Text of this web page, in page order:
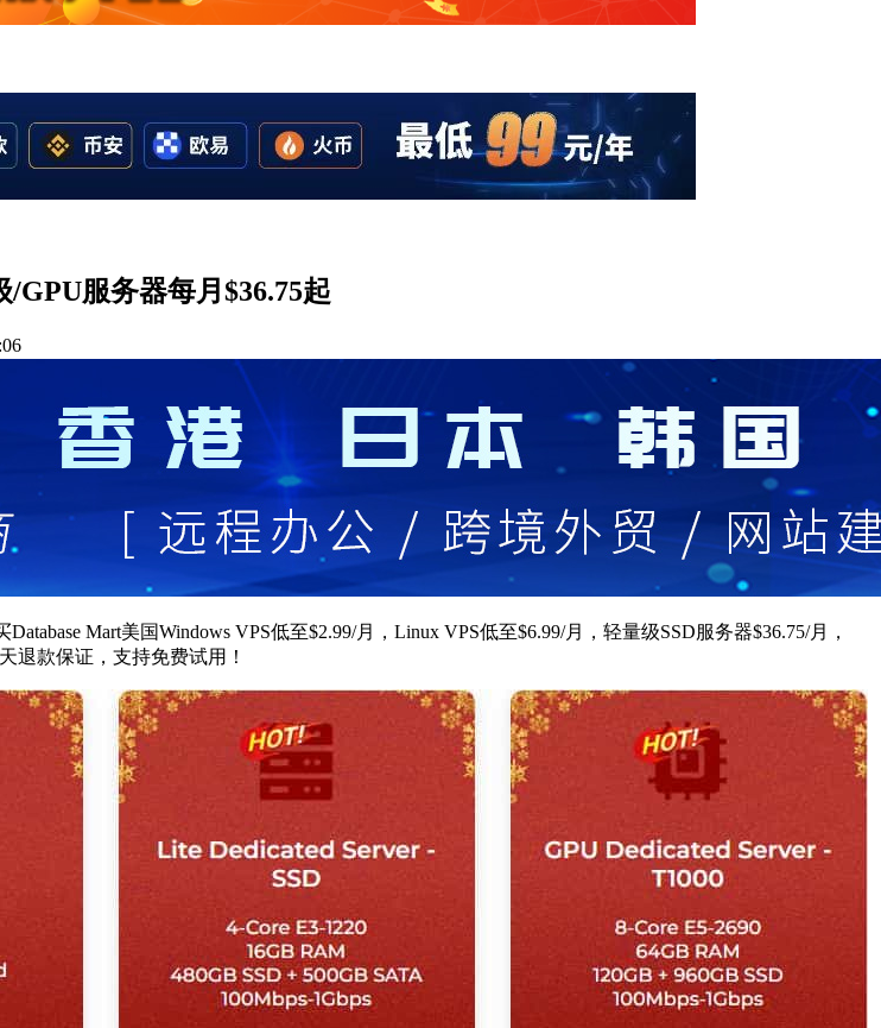
GPU服务器每月$36.75起
Mart美国Windows VPS低至$2.99/月，Linux VPS低至$6.99/月，轻量级SSD服务器$36.75/月，
退款保证，支持免费试用！